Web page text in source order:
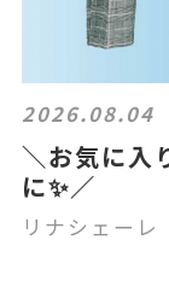
2026.08.04
＼お気に入
に✨／
リナシェーレ